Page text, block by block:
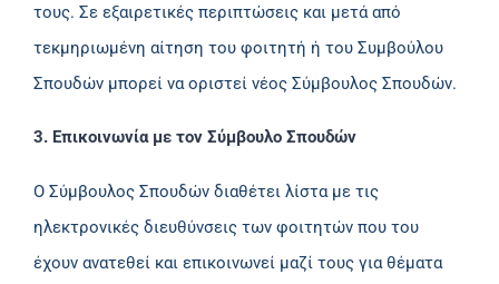
τους. Σε εξαιρετικές περιπτώσεις και μετά από
τεκμηριωμένη αίτηση του φοιτητή ή του Συμβούλου
Σπουδών μπορεί να οριστεί νέος Σύμβουλος Σπουδών.
3. Επικοινωνία με τον Σύμβουλο Σπουδών
Ο Σύμβουλος Σπουδών διαθέτει λίστα με τις
ηλεκτρονικές διευθύνσεις των φοιτητών που του
έχουν ανατεθεί και επικοινωνεί μαζί τους για θέματα